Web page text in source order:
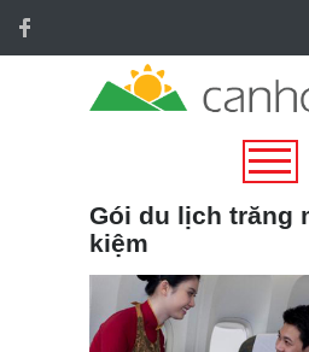
Gói du lịch trăng
kiệm